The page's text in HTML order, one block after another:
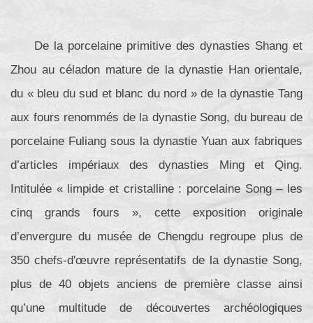
De la porcelaine primitive des dynasties Shang et
Zhou au céladon mature de la dynastie Han orientale,
du « bleu du sud et blanc du nord » de la dynastie Tang
aux fours renommés de la dynastie Song, du bureau de
porcelaine Fuliang sous la dynastie Yuan aux fabriques
d’articles impériaux des dynasties Ming et Qing.
Intitulée « limpide et cristalline : porcelaine Song – les
cinq grands fours », cette exposition originale
d’envergure du musée de Chengdu regroupe plus de
350 chefs-d'œuvre représentatifs de la dynastie Song,
plus de 40 objets anciens de première classe ainsi
qu’une multitude de découvertes archéologiques